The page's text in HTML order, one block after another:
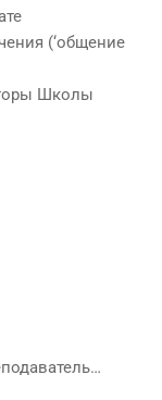
(‘общение
Школы